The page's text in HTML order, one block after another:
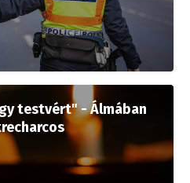
testvért" - Álmában